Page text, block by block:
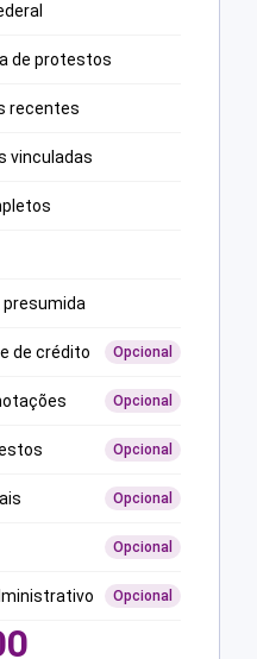
de protestos
recentes
vinculadas
presumida
de crédito Opcional
Opcional
Opcional
Opcional
Opcional
Opcional